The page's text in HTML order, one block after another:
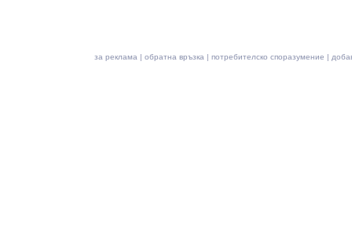
за реклама | обратна връзка | потребителско споразумение |